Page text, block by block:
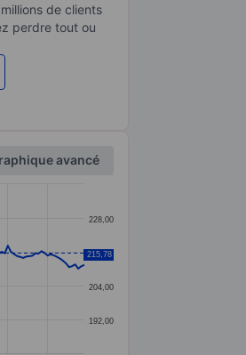
de clients
perdre tout ou
avancé
192,00
204,00
216,00
228,00
215,78